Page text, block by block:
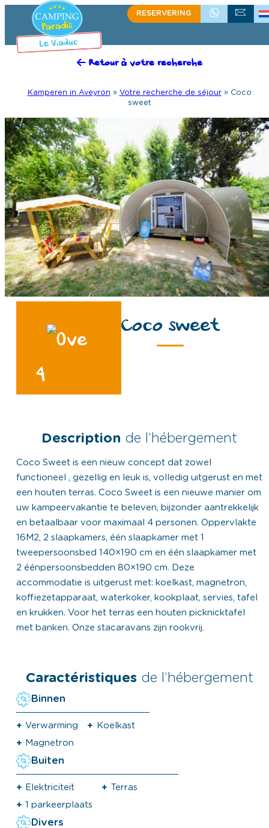
RESERVERING+335.65.60.15.75
SCHRIJF ONS
Retour à votre recherche
Kamperen in Aveyron » Votre recherche de séjour» Coco
sweet
4
Coco sweet
Description de l’hébergement
Coco Sweet is een nieuw concept dat zowel
functioneel , gezellig en leuk is, volledig uitgerust en met
een houten terras. Coco Sweet is een nieuwe manier om
uw kampeervakantie te beleven, bijzonder aantrekkelijk
en betaalbaar voor maximaal 4 personen. Oppervlakte
16M2, 2 slaapkamers, één slaapkamer met 1
tweepersoonsbed 140×190 cm en één slaapkamer met
2 éénpersoonsbedden 80×190 cm. Deze
accommodatie is uitgerust met: koelkast, magnetron,
koffiezetapparaat, waterkoker, kookplaat, servies, tafel
en krukken. Voor het terras een houten picknicktafel
met banken. Onze stacaravans zijn rookvrij.
Caractéristiques de l’hébergement
Binnen
Verwarming
Magnetron
Koelkast
Buiten
Elektriciteit
1 parkeerplaats
Terras
Divers